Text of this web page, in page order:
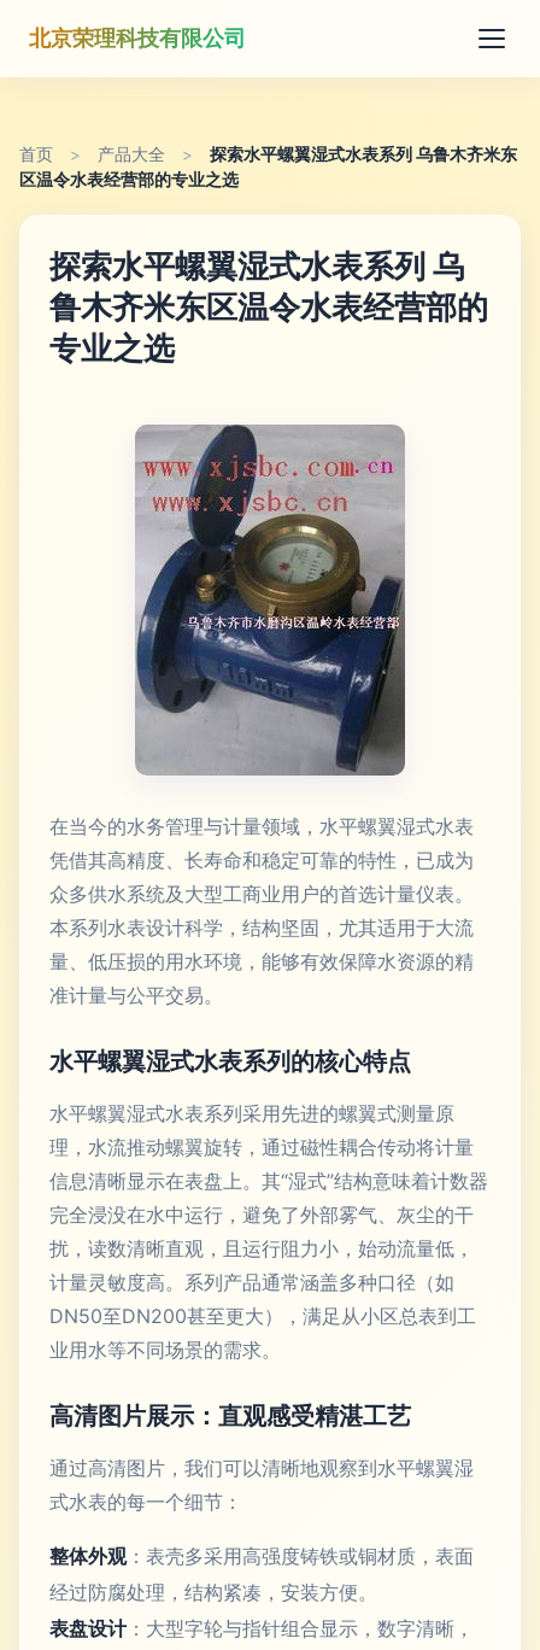
北京荣理科技有限公司
首页 > 产品大全 >
探索水平螺翼湿式水表系列 乌鲁木齐米东
区温令水表经营部的专业之选
探索水平螺翼湿式水表系列 乌
鲁木齐米东区温令水表经营部的
专业之选
在当今的水务管理与计量领域，水平螺翼湿式水表
凭借其高精度、长寿命和稳定可靠的特性，已成为
众多供水系统及大型工商业用户的首选计量仪表。
本系列水表设计科学，结构坚固，尤其适用于大流
量、低压损的用水环境，能够有效保障水资源的精
准计量与公平交易。
水平螺翼湿式水表系列的核心特点
水平螺翼湿式水表系列采用先进的螺翼式测量原
理，水流推动螺翼旋转，通过磁性耦合传动将计量
信息清晰显示在表盘上。其“湿式”结构意味着计数器
完全浸没在水中运行，避免了外部雾气、灰尘的干
扰，读数清晰直观，且运行阻力小，始动流量低，
计量灵敏度高。系列产品通常涵盖多种口径（如
DN50至DN200甚至更大），满足从小区总表到工
业用水等不同场景的需求。
高清图片展示：直观感受精湛工艺
通过高清图片，我们可以清晰地观察到水平螺翼湿
式水表的每一个细节：
整体外观：表壳多采用高强度铸铁或铜材质，表面
经过防腐处理，结构紧凑，安装方便。
表盘设计：大型字轮与指针组合显示，数字清晰，